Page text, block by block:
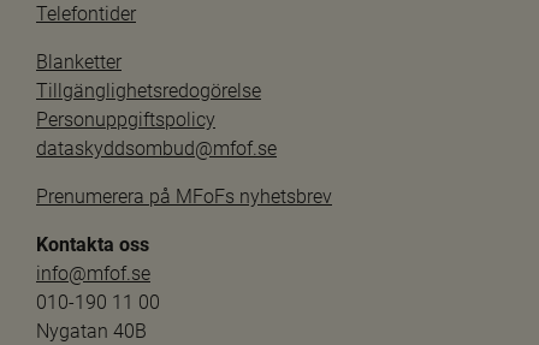
Telefontider
Blanketter
Tillgänglighetsredogörelse
Personuppgiftspolicy
dataskyddsombud@mfof.se
Prenumerera på MFoFs nyhetsbrev
Kontakta oss
info@mfof.se
010-190 11 00
Nygatan 40B